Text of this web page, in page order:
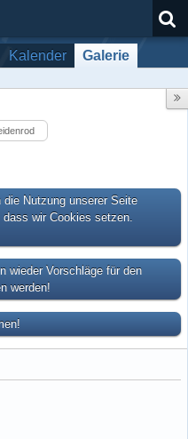
Kalender Galerie
Nutzung unserer Seite
wir Cookies setzen.
wieder Vorschläge für den
werden!